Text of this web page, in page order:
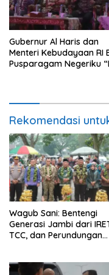
Gubernur Al Haris dan
Menteri Kebudayaan RI
Pusparagam Negeriku
Rekomendasi
Wagub Sani: Bentengi
Generasi Jambi dari
TCC, dan Perundungan